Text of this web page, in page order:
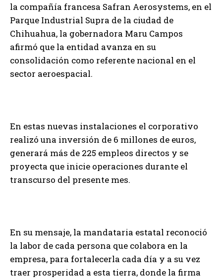
la compañía francesa Safran Aerosystems, en el
Parque Industrial Supra de la ciudad de
Chihuahua, la gobernadora Maru Campos
afirmó que la entidad avanza en su
consolidación como referente nacional en el
sector aeroespacial.
En estas nuevas instalaciones el corporativo
realizó una inversión de 6 millones de euros,
generará más de 225 empleos directos y se
proyecta que inicie operaciones durante el
transcurso del presente mes.
En su mensaje, la mandataria estatal reconoció
la labor de cada persona que colabora en la
empresa, para fortalecerla cada día y a su vez
traer prosperidad a esta tierra, donde la firma